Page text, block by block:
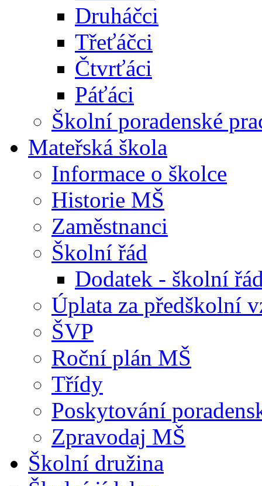
Druháčci
Třeťáčci
Čtvrťáci
Páťáci
Školní poradenské
Mateřská škola
Informace o školce
Historie MŠ
Zaměstnanci
Školní řád
Dodatek - školní
Úplata za předškolní
ŠVP
Roční plán MŠ
Třídy
Poskytování
Zpravodaj MŠ
Školní družina